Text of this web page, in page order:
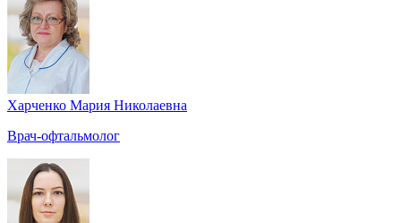
Харченко Мария Николаевна
Врач-офтальмолог